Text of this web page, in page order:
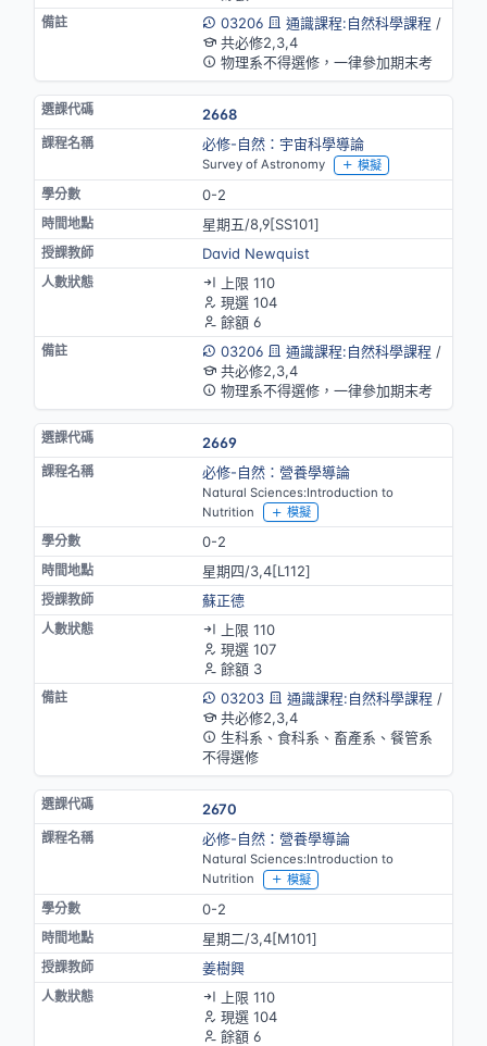
03206
通識課程:自然科學課程 /
共必修2,3,4
物理系不得選修，一律參加期末考
2668
必修-自然：宇宙科學導論
Survey of Astronomy 模擬
0-2
星期五/8,9[SS101]
David Newquist
上限 110
現選 104
餘額 6
03206
通識課程:自然科學課程 /
共必修2,3,4
物理系不得選修，一律參加期末考
2669
必修-自然：營養學導論
Natural Sciences:Introduction to
Nutrition
模擬
0-2
星期四/3,4[L112]
蘇正德
上限 110
現選 107
餘額 3
03203
通識課程:自然科學課程 /
共必修2,3,4
生科系、食科系、畜產系、餐管系
不得選修
2670
必修-自然：營養學導論
Natural Sciences:Introduction to
Nutrition
模擬
0-2
星期二/3,4[M101]
姜樹興
上限 110
現選 104
餘額 6